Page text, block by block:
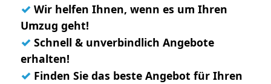
✓ Wir helfen Ihnen, wenn es um Ihren
Umzug geht!
✓ Schnell & unverbindlich Angebote
erhalten!
✓ Finden Sie das beste Angebot für Ihren